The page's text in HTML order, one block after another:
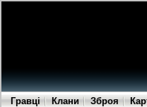
Гравці Клани Зброя